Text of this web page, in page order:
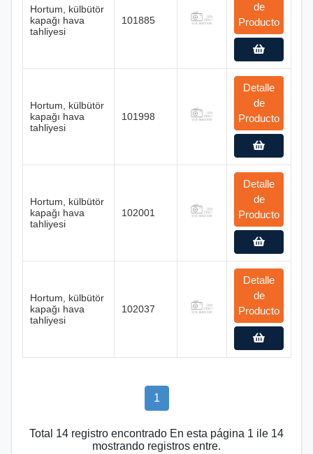
Hortum, külbütör
kapağı hava
tahliyesi
101885
de
Producto
Hortum, külbütör
kapağı hava
tahliyesi
101998
Detalle
de
Producto
Hortum, külbütör
kapağı hava
tahliyesi
102001
Detalle
de
Producto
Hortum, külbütör
kapağı hava
tahliyesi
102037
Detalle
de
Producto
1
Total 14 registro encontrado En esta página 1 ile 14
mostrando registros entre.